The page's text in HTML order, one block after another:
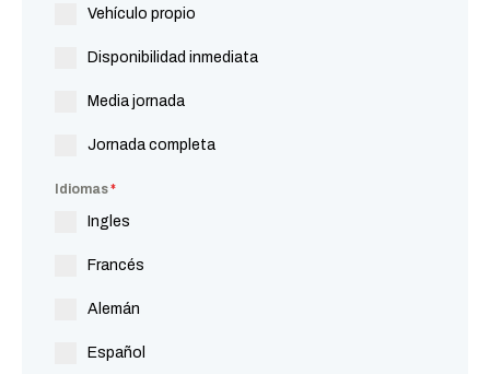
Vehículo propio
Disponibilidad inmediata
Media jornada
Jornada completa
Idiomas*
Ingles
Francés
Alemán
Español